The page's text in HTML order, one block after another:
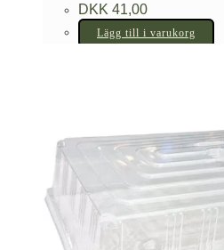
DKK 41,00
Lägg till i varukorg